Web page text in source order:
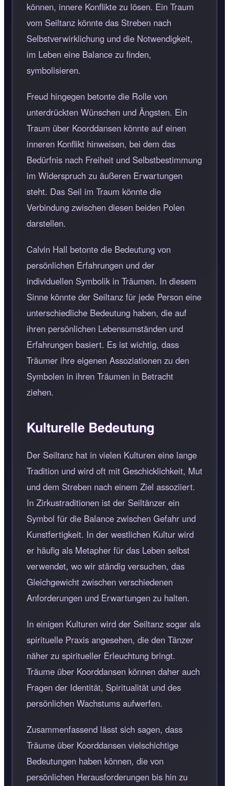
können, innere Konflikte zu lösen. Ein Traum
vom Seiltanz könnte das Streben nach
Selbstverwirklichung und die Notwendigkeit,
im Leben eine Balance zu finden,
symbolisieren.
Freud hingegen betonte die Rolle von
unterdrückten Wünschen und Ängsten. Ein
Traum über Koorddansen könnte auf einen
inneren Konflikt hinweisen, bei dem das
Bedürfnis nach Freiheit und Selbstbestimmung
im Widerspruch zu äußeren Erwartungen
steht. Das Seil im Traum könnte die
Verbindung zwischen diesen beiden Polen
darstellen.
Calvin Hall betonte die Bedeutung von
persönlichen Erfahrungen und der
individuellen Symbolik in Träumen. In diesem
Sinne könnte der Seiltanz für jede Person eine
unterschiedliche Bedeutung haben, die auf
ihren persönlichen Lebensumständen und
Erfahrungen basiert. Es ist wichtig, dass
Träumer ihre eigenen Assoziationen zu den
Symbolen in ihren Träumen in Betracht
ziehen.
Kulturelle Bedeutung
Der Seiltanz hat in vielen Kulturen eine lange
Tradition und wird oft mit Geschicklichkeit, Mut
und dem Streben nach einem Ziel assoziiert.
In Zirkustraditionen ist der Seiltänzer ein
Symbol für die Balance zwischen Gefahr und
Kunstfertigkeit. In der westlichen Kultur wird
er häufig als Metapher für das Leben selbst
verwendet, wo wir ständig versuchen, das
Gleichgewicht zwischen verschiedenen
Anforderungen und Erwartungen zu halten.
In einigen Kulturen wird der Seiltanz sogar als
spirituelle Praxis angesehen, die den Tänzer
näher zu spiritueller Erleuchtung bringt.
Träume über Koorddansen können daher auch
Fragen der Identität, Spiritualität und des
persönlichen Wachstums aufwerfen.
Zusammenfassend lässt sich sagen, dass
Träume über Koorddansen vielschichtige
Bedeutungen haben können, die von
persönlichen Herausforderungen bis hin zu